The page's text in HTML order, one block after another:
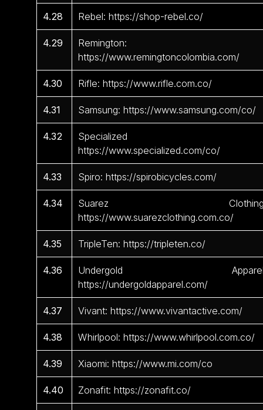
4.28 Rebel: https://shop-rebel.co/
4.29
Remington:
https://www.remingtoncolombia.com/
4.30 Rifle: https://www.rifle.com.co/
4.31 Samsung: https://www.samsung.com/co/
4.32
Specialized
https://www.specialized.com/co/
4.33 Spiro: https://spirobicycles.com/
4.34
Suarez
https://www.suarezclothing.com.co/
4.35 TripleTen: https://tripleten.co/
4.36
Undergold
https://undergoldapparel.com/
4.37 Vivant: https://www.vivantactive.com/
4.38 Whirlpool: https://www.whirlpool.com.co/
4.39 Xiaomi: https://www.mi.com/co
4.40 Zonafit: https://zonafit.co/